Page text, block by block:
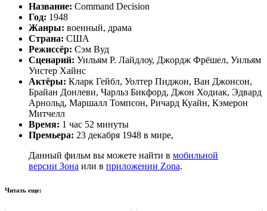
Название: Command Decision
Год: 1948
Жанры: военный, драма
Страна: США
Режиссёр: Сэм Вуд
Сценарий: Уильям Р. Лайдлоу, Джордж Фрёшел, Уильям
Уистер Хайнс
Актёры: Кларк Гейбл, Уолтер Пиджон, Ван Джонсон,
Брайан Донлеви, Чарльз Бикфорд, Джон Ходиак, Эдвард
Арнольд, Маршалл Томпсон, Ричард Куайн, Кэмерон
Митчелл
Время: 1 час 52 минуты
Премьера: 23 декабря 1948 в мире,
Данный фильм вы можете найти в мобильной
версии Зона или в приложении Zona.
Читать еще: